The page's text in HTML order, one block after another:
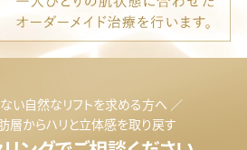
い自然なリフトを求める方へ ／
層からハリと立体感を取り戻す